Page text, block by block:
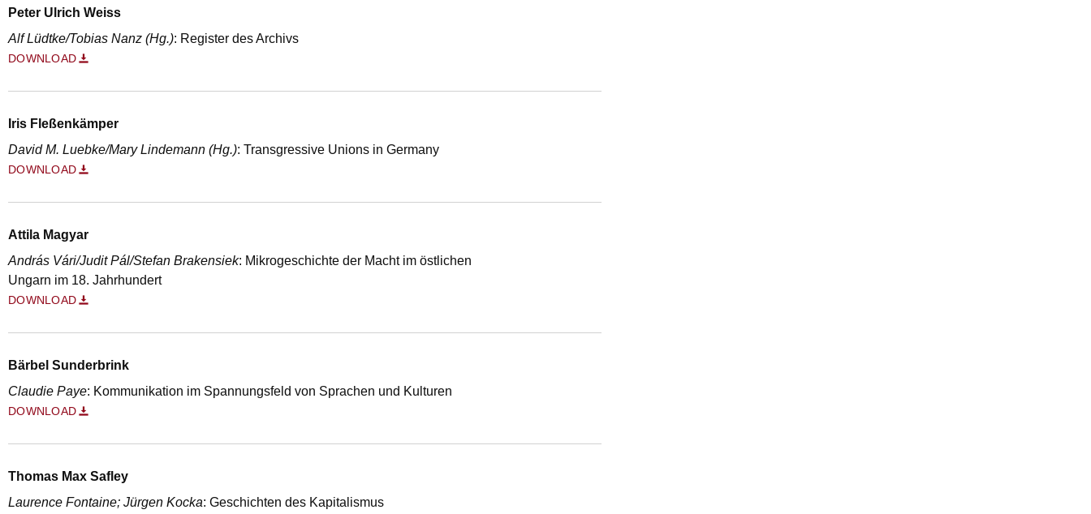
Peter Ulrich Weiss
Alf Lüdtke/Tobias Nanz (Hg.): Register des Archivs
DOWNLOAD
Iris Fleßenkämper
David M. Luebke/Mary Lindemann (Hg.): Transgressive Unions in Germany
DOWNLOAD
Attila Magyar
András Vári/Judit Pál/Stefan Brakensiek: Mikrogeschichte der Macht im östlichen
Ungarn im 18. Jahrhundert
DOWNLOAD
Bärbel Sunderbrink
Claudie Paye: Kommunikation im Spannungsfeld von Sprachen und Kulturen
DOWNLOAD
Thomas Max Safley
Laurence Fontaine; Jürgen Kocka: Geschichten des Kapitalismus